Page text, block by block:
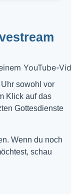
sowohl vor
Klick auf das
Gottesdienste
Wenn du noch
schau